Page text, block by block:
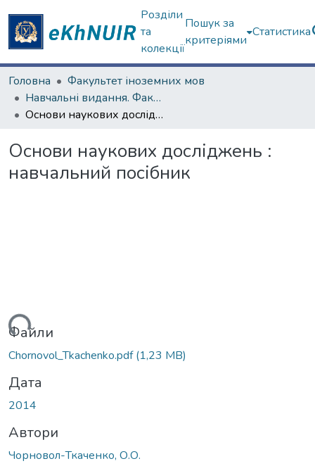
Розділи
та
колекції
Пошук за
критеріями
Статистика
Головна
Факультет іноземних мов
Навчальні видання. Факультет іноземних мов
Основи наукових досліджень : навчальний посібник
Основи наукових досліджень :
навчальний посібник
Файли
Chornovol_Tkachenko.pdf(1,23 MB)
Дата
2014
Автори
Чорновол-Ткаченко, О.О.